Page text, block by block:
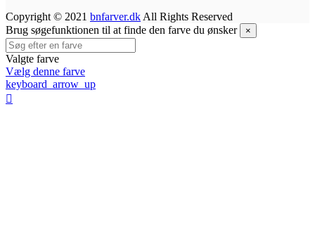
Copyright © 2021 bnfarver.dk All Rights Reserved
Brug søgefunktionen til at finde den farve du ønsker
×
Valgte farve
Vælg denne farve
keyboard_arrow_up
